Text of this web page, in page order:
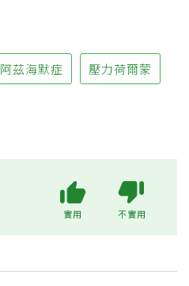
阿茲海默症 壓力荷爾蒙
實用 不實用